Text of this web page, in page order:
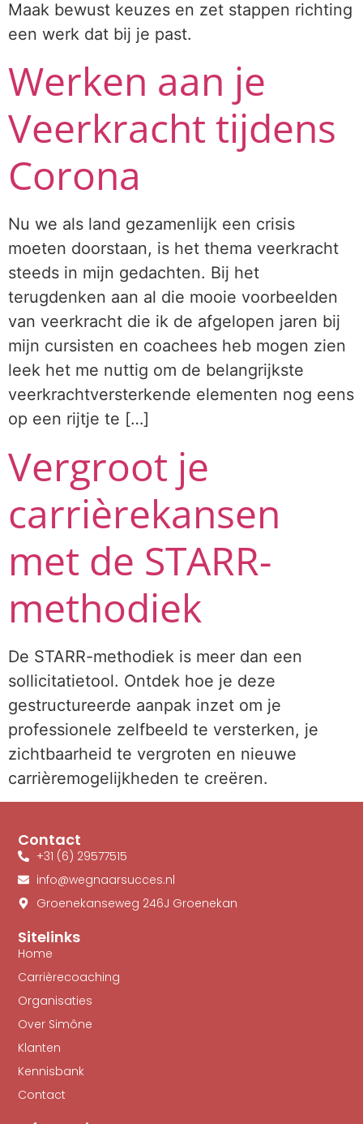
Maak bewust keuzes en zet stappen richting
een werk dat bij je past.
Werken aan je
Veerkracht tijdens
Corona
Nu we als land gezamenlijk een crisis
moeten doorstaan, is het thema veerkracht
steeds in mijn gedachten. Bij het
terugdenken aan al die mooie voorbeelden
van veerkracht die ik de afgelopen jaren bij
mijn cursisten en coachees heb mogen zien
leek het me nuttig om de belangrijkste
veerkrachtversterkende elementen nog eens
op een rijtje te […]
Vergroot je
carrièrekansen
met de STARR-
methodiek
De STARR-methodiek is meer dan een
sollicitatietool. Ontdek hoe je deze
gestructureerde aanpak inzet om je
professionele zelfbeeld te versterken, je
zichtbaarheid te vergroten en nieuwe
carrièremogelijkheden te creëren.
Sitelinks
Home
Carrièrecoaching
Organisaties
Over Simône
Klanten
Kennisbank
Contact
Contact
+31 (6) 29577515
info@wegnaarsucces.nl
Groenekanseweg 246J Groenekan